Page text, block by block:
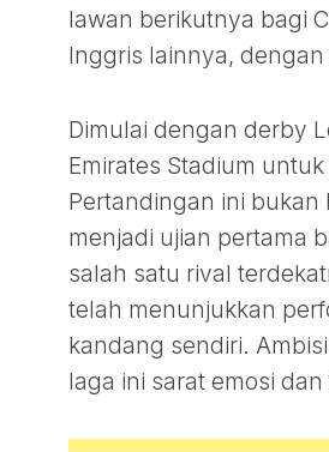
lawan berikutnya bagi
Inggris lainnya, dengan
Dimulai dengan derby
Emirates Stadium
Pertandingan ini bukan
menjadi ujian pertama
salah satu rival
telah menunjukkan
kandang sendiri.
laga ini sarat emosi dan